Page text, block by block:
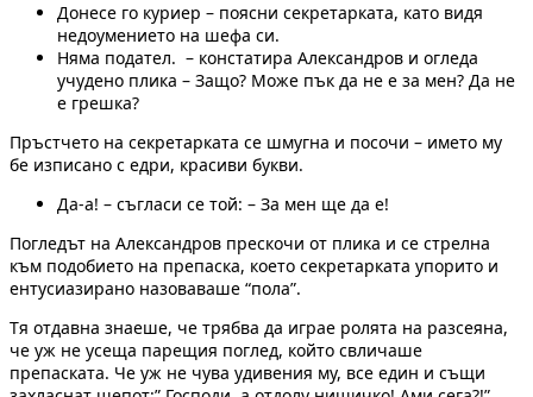
Донесе го куриер – поясни секретарката, като видя
недоумението на шефа си.
Няма подател. – констатира Александров и огледа
учудено плика – Защо? Може пък да не е за мен? Да не
е грешка?
Пръстчето на секретарката се шмугна и посочи – името му
бе изписано с едри, красиви букви.
Да-а! – съгласи се той: – За мен ще да е!
Погледът на Александров прескочи от плика и се стрелна
към подобието на препаска, което секретарката упорито и
ентусиазирано назоваваше “пола”.
Тя отдавна знаеше, че трябва да играе ролята на разсеяна,
че уж не усеща парещия поглед, който свличаше
препаската. Че уж не чува удивения му, все един и същи